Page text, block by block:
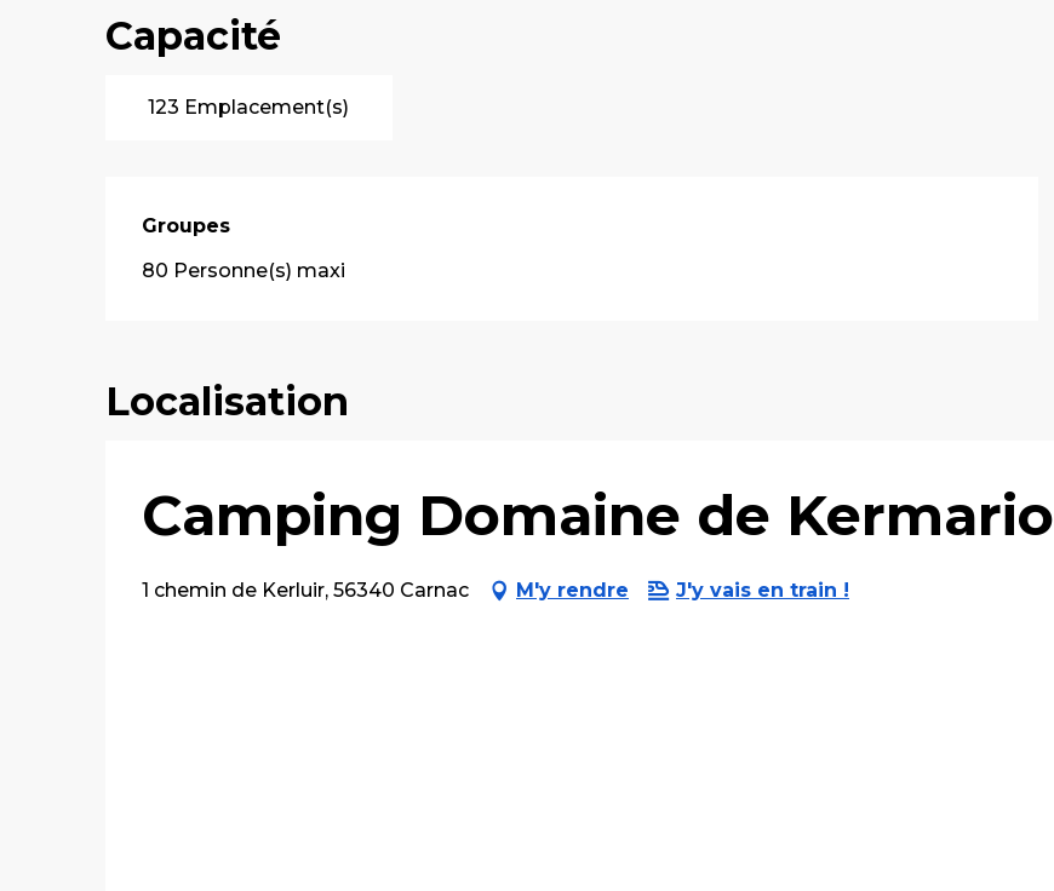
Capacité
123 Emplacement(s)
Groupes
Groupes
80 Personne(s) maxi
Localisation
Camping Domaine de Kermario
1 chemin de Kerluir, 56340 Carnac M'y rendre J'y vais en train !